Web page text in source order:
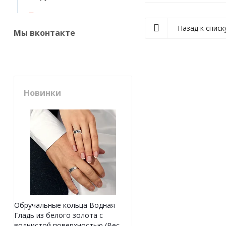
Назад к
Мы вконтакте
Новинки
Обручальные кольца Водная
Гладь из белого золота с